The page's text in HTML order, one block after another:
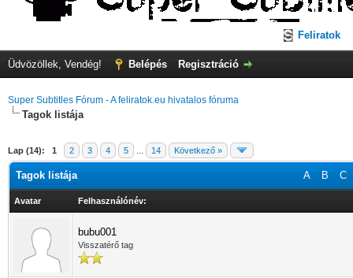
Feliratok
Üdvözöllek, Vendég! Belépés Regisztráció
Super Subtitles Fórum - A feliratok.eu hivatalos fóruma
Tagok listája
Lap (14): 1 2 3 4 5 14 Következő »
A B C
Tagok listája
Avatar Felhasználónév:
bubu001
Visszatérő tag